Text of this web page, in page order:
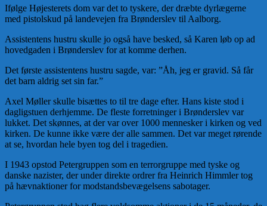
Ifølge Højesterets dom var det to tyskere, der dræbte dyrlægerne
med pistolskud på landevejen fra Brønderslev til Aalborg.
Assistentens hustru skulle jo også have besked, så Karen løb op ad
hovedgaden i Brønderslev for at komme derhen.
Det første assistentens hustru sagde, var: ”Åh, jeg er gravid. Så får
det barn aldrig set sin far.”
Axel Møller skulle bisættes to til tre dage efter. Hans kiste stod i
dagligstuen derhjemme. De fleste forretninger i Brønderslev var
lukket. Det skønnes, at der var over 1000 mennesker i kirken og ved
kirken. De kunne ikke være der alle sammen. Det var meget rørende
at se, hvordan hele byen tog del i tragedien.
I 1943 opstod Petergruppen som en terrorgruppe med tyske og
danske nazister, der under direkte ordrer fra Heinrich Himmler tog
på hævnaktioner for modstandsbevægelsens sabotager.